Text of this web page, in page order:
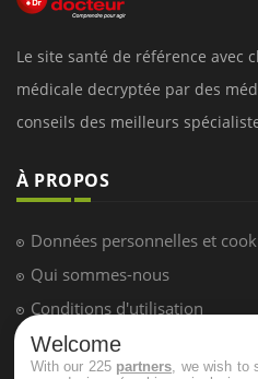
Le site santé de référence avec
médicale decryptée par des
conseils des meilleurs
À PROPOS
Données personnelles et
Qui sommes-nous
Conditions d'utilisation
Plan du site
Welcome
With our 225 partners , we wish